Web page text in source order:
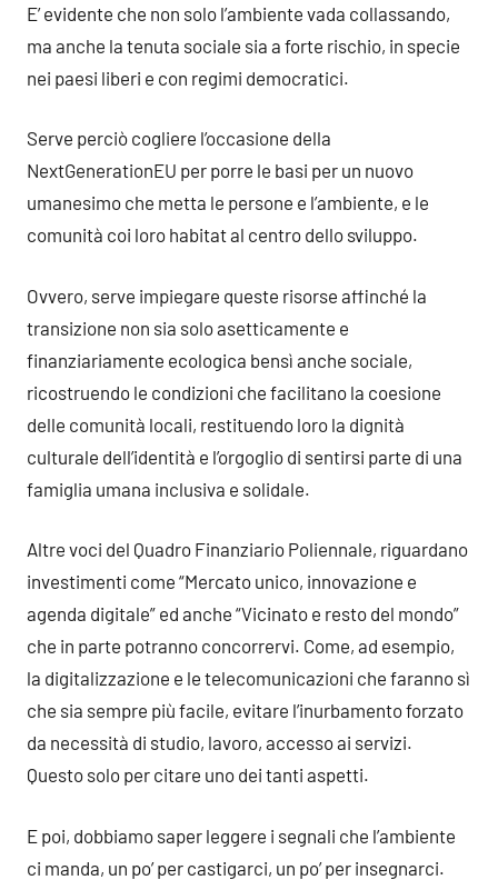
E’ evidente che non solo l’ambiente vada collassando,
ma anche la tenuta sociale sia a forte rischio, in specie
nei paesi liberi e con regimi democratici.
Serve perciò cogliere l’occasione della
NextGenerationEU per porre le basi per un nuovo
umanesimo che metta le persone e l’ambiente, e le
comunità coi loro habitat al centro dello sviluppo.
Ovvero, serve impiegare queste risorse affinché la
transizione non sia solo asetticamente e
finanziariamente ecologica bensì anche sociale,
ricostruendo le condizioni che facilitano la coesione
delle comunità locali, restituendo loro la dignità
culturale dell’identità e l’orgoglio di sentirsi parte di una
famiglia umana inclusiva e solidale.
Altre voci del Quadro Finanziario Poliennale, riguardano
investimenti come “Mercato unico, innovazione e
agenda digitale” ed anche “Vicinato e resto del mondo”
che in parte potranno concorrervi. Come, ad esempio,
la digitalizzazione e le telecomunicazioni che faranno sì
che sia sempre più facile, evitare l’inurbamento forzato
da necessità di studio, lavoro, accesso ai servizi.
Questo solo per citare uno dei tanti aspetti.
E poi, dobbiamo saper leggere i segnali che l’ambiente
ci manda, un po’ per castigarci, un po’ per insegnarci.